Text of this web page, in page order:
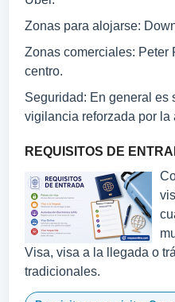
Zonas para alojarse:
Zonas comerciales: Peter
centro.
Seguridad: En general es
vigilancia reforzada por la
REQUISITOS DE
Visa, visa a la llegada o
tradicionales.